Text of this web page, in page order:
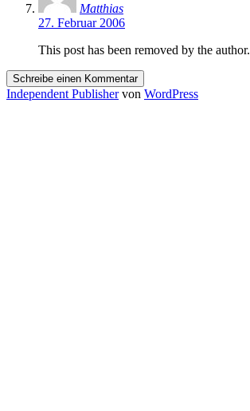
Matthias
27. Februar 2006
This post has been removed by the author.
Schreibe einen Kommentar
Independent Publishervon WordPress